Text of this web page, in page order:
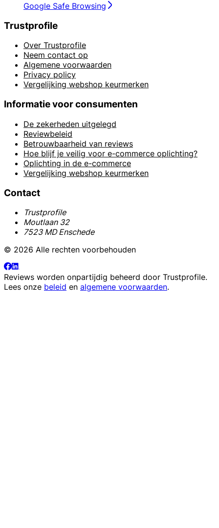
Google Safe Browsing
Trustprofile
Over Trustprofile
Neem contact op
Algemene voorwaarden
Privacy policy
Vergelijking webshop keurmerken
Informatie voor consumenten
De zekerheden uitgelegd
Reviewbeleid
Betrouwbaarheid van reviews
Hoe blijf je veilig voor e-commerce oplichting?
Oplichting in de e-commerce
Vergelijking webshop keurmerken
Contact
Trustprofile
Moutlaan 32
7523 MD Enschede
© 2026 Alle rechten voorbehouden
Reviews worden onpartijdig beheerd door Trustprofile.
Lees onze beleid en algemene voorwaarden.